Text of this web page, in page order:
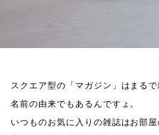
スクエア型の「マガジン」はまる
名前の由来でもあるんですょ。
いつものお気に入りの雑誌はお部